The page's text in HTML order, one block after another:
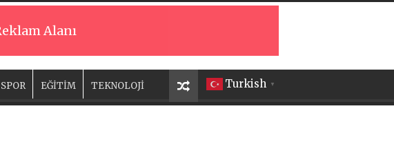
Alanı
Turkish ▼
SPOR EĞİTİM TEKNOLOJİ